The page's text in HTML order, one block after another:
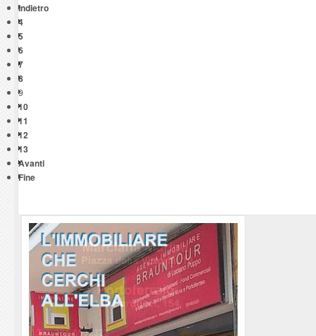
Indietro
4
5
6
7
8
9
10
11
12
13
Avanti
Fine